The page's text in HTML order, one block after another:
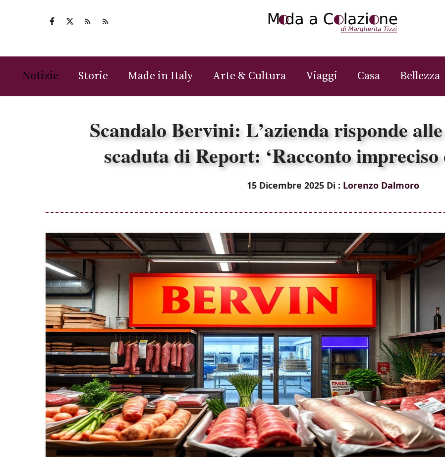
Notizie Storie Made in Italy Arte & Cultura Viaggi Casa Bellezza
Scandalo Bervini: L’azienda risponde
scaduta di Report: ‘Racconto impreciso
15 Dicembre 2025 Di : Lorenzo Dalmoro